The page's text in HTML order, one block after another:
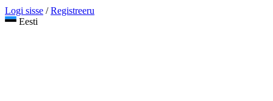
Logi sisse / Registreeru
Eesti